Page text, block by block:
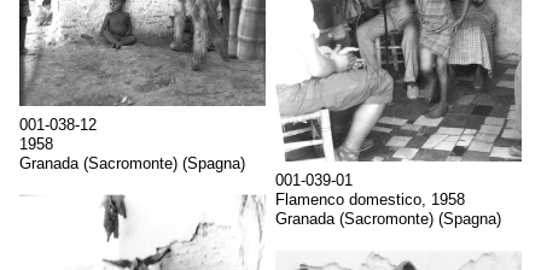
001-038-12
1958
Granada (Sacromonte) (Spagna)
001-039-01
Flamenco domestico, 1958
Granada (Sacromonte) (Spagna)